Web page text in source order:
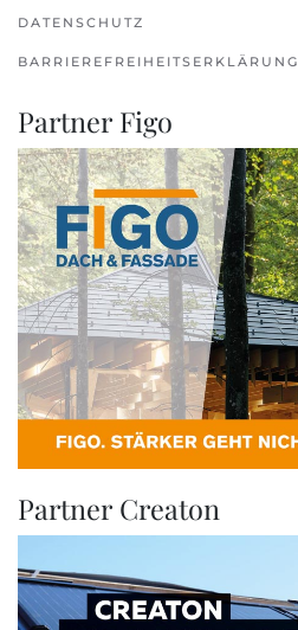
DATENSCHUTZ
BARRIEREFREIHEITSERKLÄRUNG
Partner Figo
Partner Creaton